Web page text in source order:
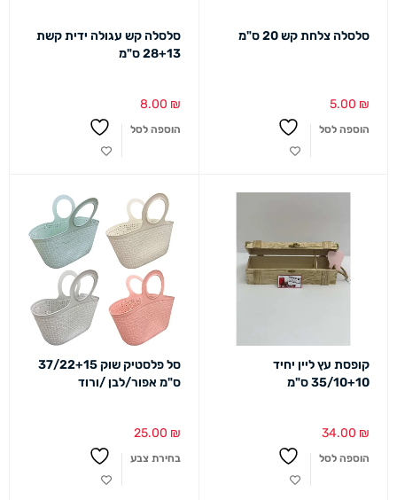
סלסלה צלחת קש 20 ס"מ
5.00 ₪
הוספה לסל
סלסלה קש עגולה ידית קשת
28+13 ס"מ
8.00 ₪
הוספה לסל
קופסת עץ ליין יחיד
35/10+10 ס"מ
34.00 ₪
הוספה לסל
סל פלסטיק שוק 37/22+15
ס"מ אפור/לבן /ורוד
25.00 ₪
בחירת צבע